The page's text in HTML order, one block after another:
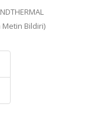
Metin Bildiri)